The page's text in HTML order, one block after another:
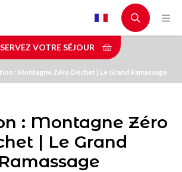
VOTRE SÉJOUR
: Montagne Zéro Déchet | Le Grand Ramassage
: Montagne Zéro
| Le Grand
Ramassage